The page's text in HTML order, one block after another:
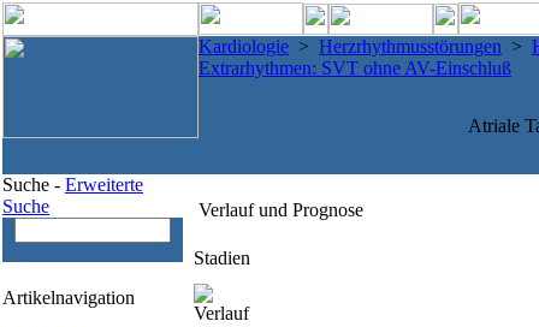
Kardiologie > Herzrhythmusstörungen >
Extrarhythmen: SVT ohne AV-Einschluß
Atriale
Suche - Erweiterte
Suche
Artikelnavigation
Verlauf und Prognose
Stadien
Verlauf